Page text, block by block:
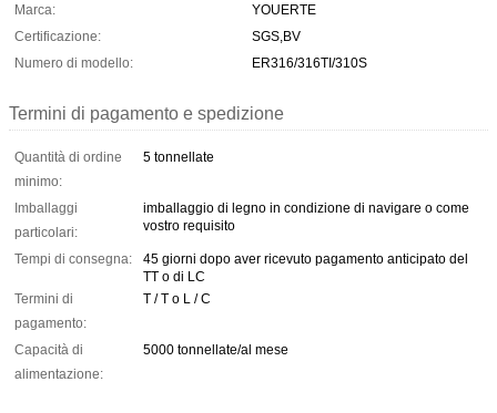
Marca:
YOUERTE
Certificazione:
SGS,BV
Numero di modello:
ER316/316TI/310S
Termini di pagamento e spedizione
Quantità di ordine
minimo:
5 tonnellate
Imballaggi
particolari:
imballaggio di legno in condizione di navigare o come
vostro requisito
Tempi di consegna:
45 giorni dopo aver ricevuto pagamento anticipato del
TT o di LC
Termini di
pagamento:
T / T o L / C
Capacità di
alimentazione:
5000 tonnellate/al mese